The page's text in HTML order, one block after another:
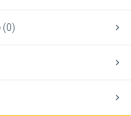
(0)